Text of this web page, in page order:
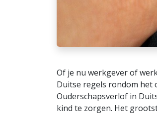
Of je nu werkgever of
Duitse regels rondom het
Ouderschapsverlof in
kind te zorgen. Het